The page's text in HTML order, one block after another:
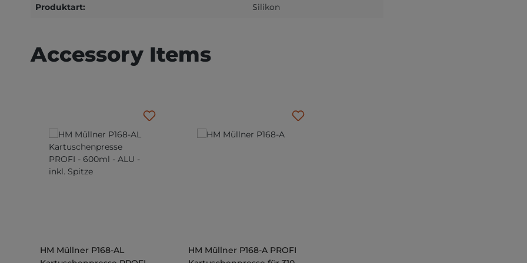
Produktart: Silikon
Produktgalerie überspringen
Accessory Items
HM Müllner P168-AL
HM Müllner P168-A PROFI